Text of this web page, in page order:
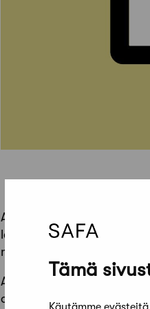
Tämä
Arkkitehti-lehden
lehden artikkelit sekä
maksumuurin takana vain
Arkkitehti-lehden
on korjattu siten, että